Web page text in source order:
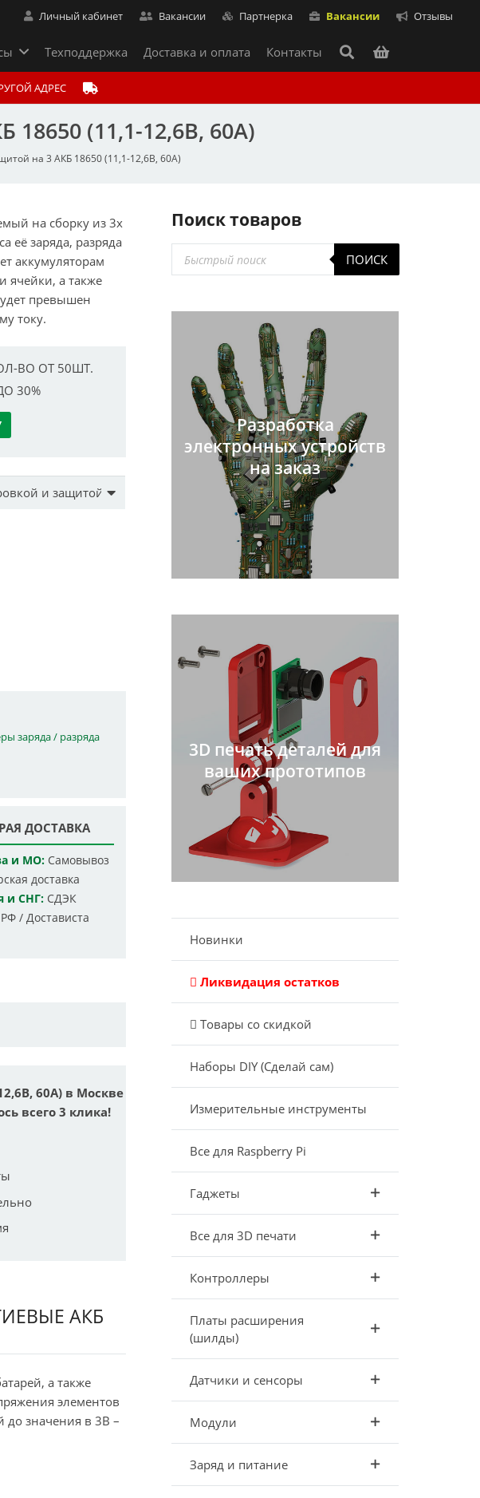
Личный кабинет Вакансии Партнерка Вакансии Отзывы
Техподдержка Доставка и оплата Контакты
АДРЕС
18650 (11,1-12,6В, 60А)
на 3 АКБ 18650 (11,1-12,6В, 60А)
на сборку из 3х
её заряда, разряда
аккумуляторам
ячейки, а также
превышен
току.
ВО ОТ 50ШТ.
30%
заряда / разряда
ДОСТАВКА
и МО:Самовывоз
доставка
и СНГ:СДЭК
/ Достависта
60А) в Москве
всего 3 клика!
АКБ
а также
элементов
до значения в 3В –
Поиск товаров
Поиск
товаров
ПОИСК
Разработка
электронных устройств
на заказ
3D печать деталей для
ваших прототипов
Новинки
Ликвидация остатков
Товары со скидкой
Наборы DIY (Сделай сам)
Измерительные инструменты
Все для Raspberry Pi
Гаджеты
Все для 3D печати
Контроллеры
Платы расширения
(шилды)
Датчики и сенсоры
Модули
Заряд и питание